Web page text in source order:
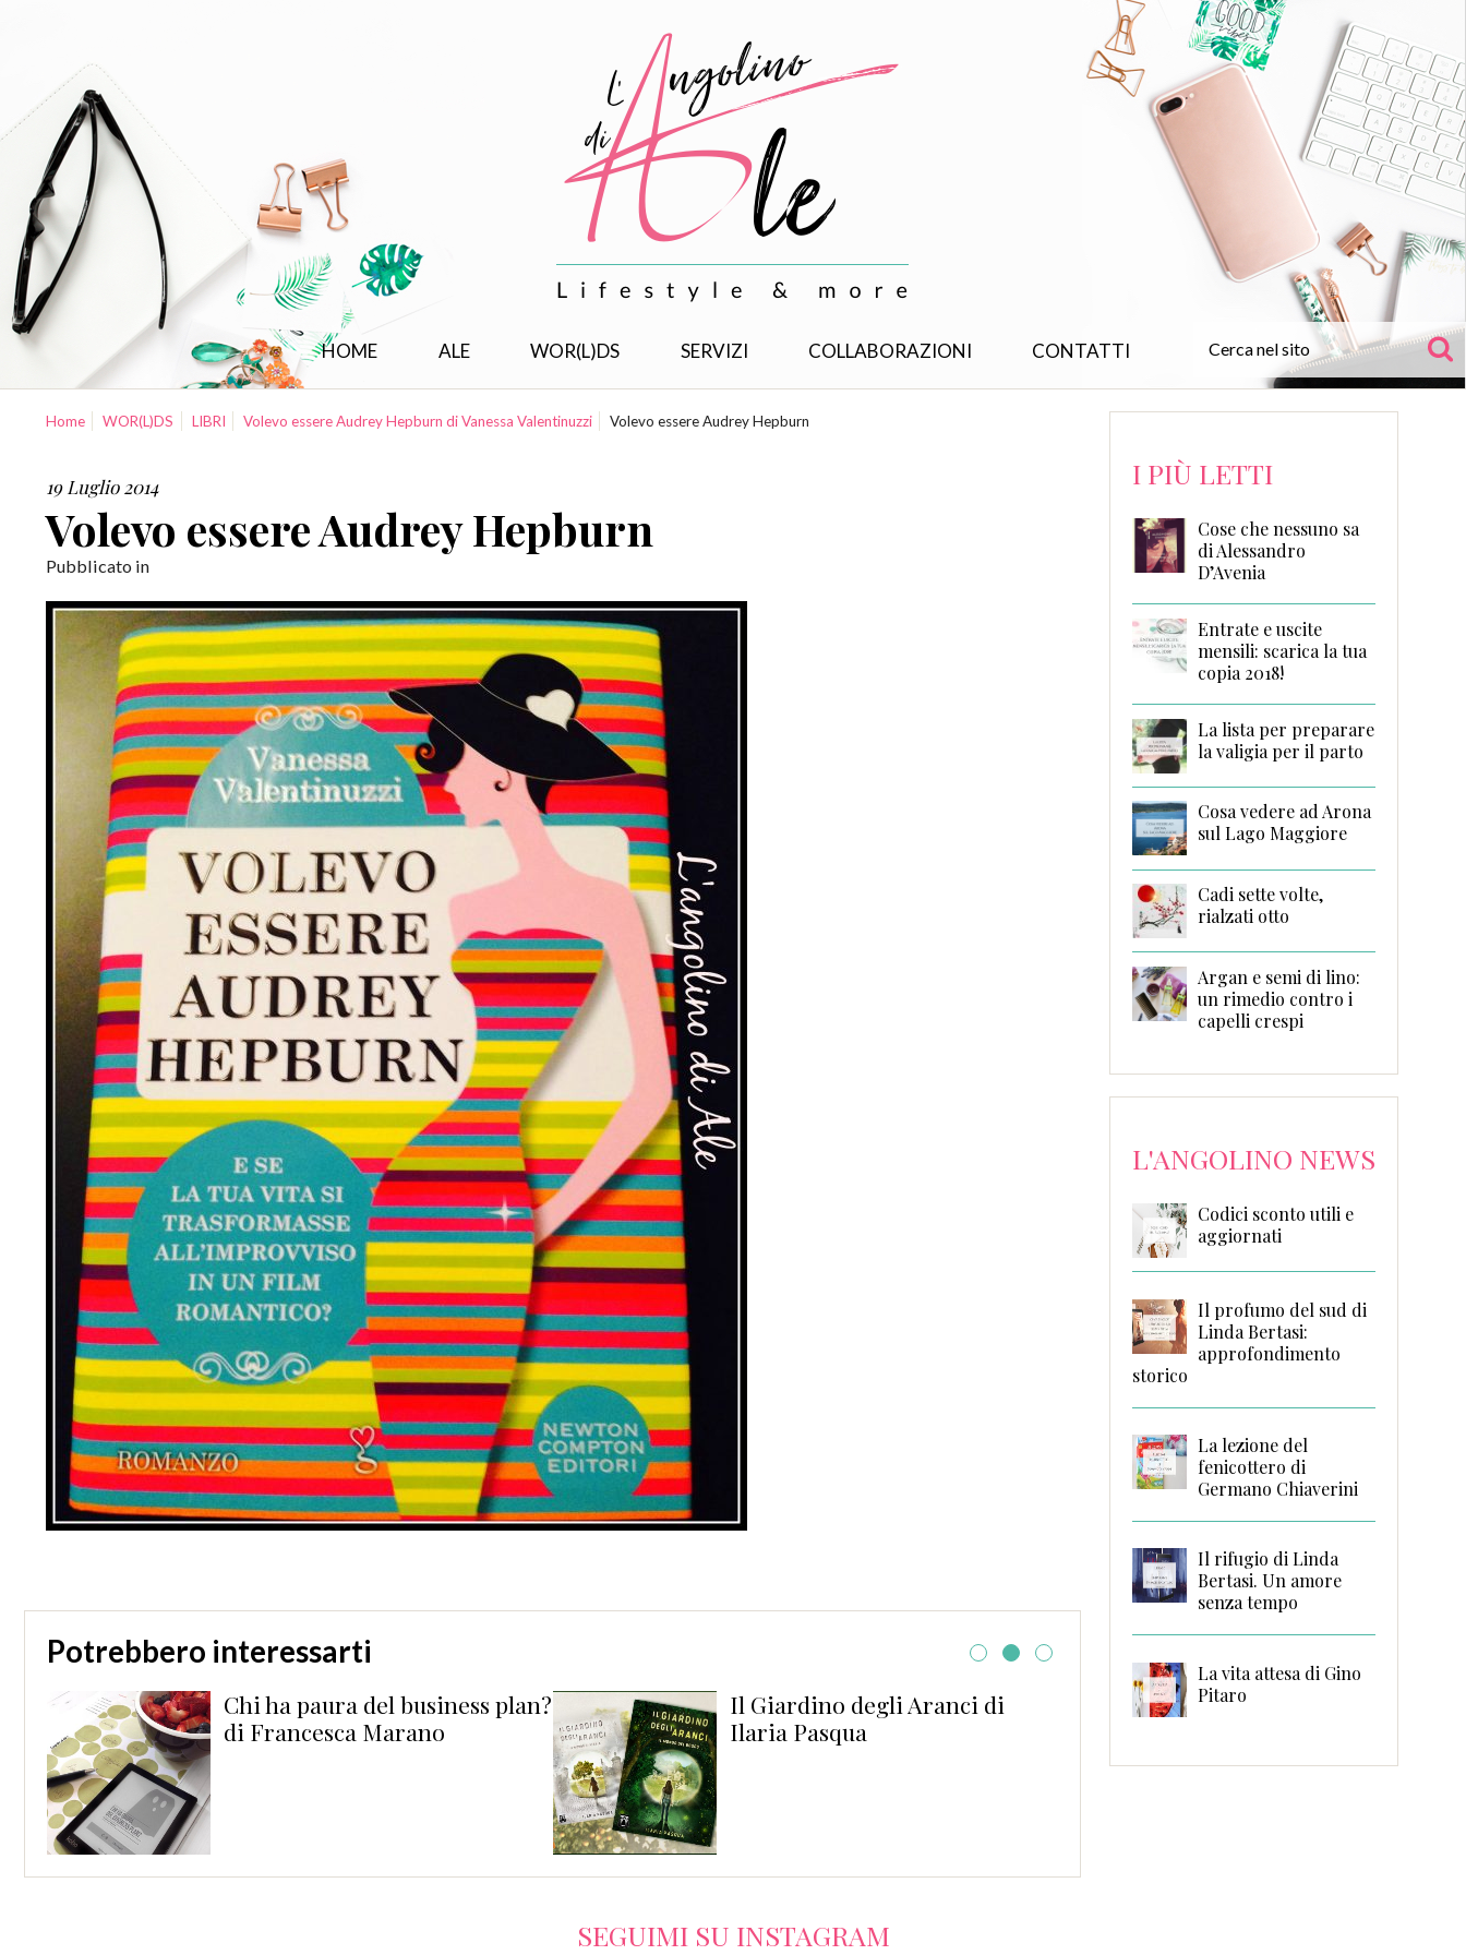
HOME ALE WOR(L)DS SERVIZI COLLABORAZIONI CONTATTI
Home WOR(L)DS LIBRI Volevo essere Audrey Hepburn di Vanessa Valentinuzzi Volevo essere Audrey Hepburn
19 Luglio 2014
Volevo essere Audrey Hepburn
Pubblicato in
Potrebbero interessarti
Chi ha paura del business plan?
di Francesca Marano
Il Giardino degli Aranci di
Ilaria Pasqua
Come “alleggerirsi”
I PIÙ LETTI
Cose che nessuno sa
di Alessandro
D’Avenia
Entrate e uscite
mensili: scarica la tua
copia 2018!
La lista per preparare
la valigia per il parto
Cosa vedere ad Arona
sul Lago Maggiore
Cadi sette volte,
rialzati otto
Argan e semi di lino:
un rimedio contro i
capelli crespi
L'ANGOLINO NEWS
Codici sconto utili e
aggiornati
Il profumo del sud di
Linda Bertasi:
approfondimento
storico
La lezione del
fenicottero di
Germano Chiaverini
Il rifugio di Linda
Bertasi. Un amore
senza tempo
La vita attesa di Gino
Pitaro
SEGUIMI SU INSTAGRAM